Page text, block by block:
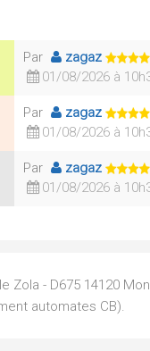
Par
zagaz
01/08/2026 à
Par
zagaz
01/08/2026 à
Par
zagaz
01/08/2026 à
Zola - D675 14120
automates CB).